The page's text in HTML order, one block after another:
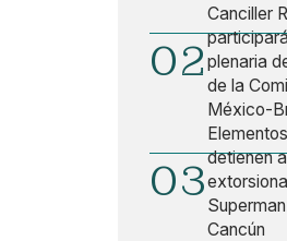
02
Canciller
plenaria
de la
México-
03detienen
Cancún